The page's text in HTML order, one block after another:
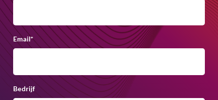
Email*
Bedrijf